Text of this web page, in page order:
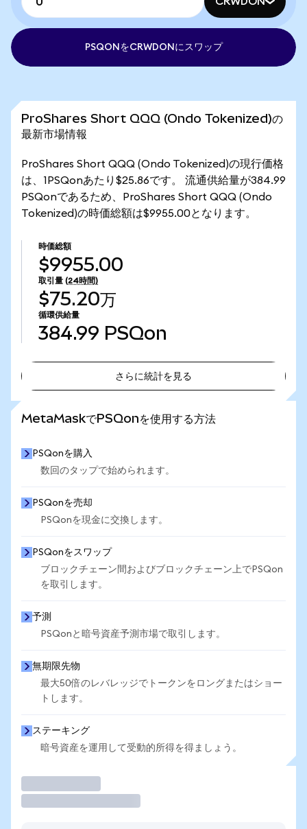
PSQONをCRWDONにスワップ
ProShares Short QQQ (Ondo Tokenized)の
最新市場情報
ProShares Short QQQ (Ondo Tokenized)の現行価格
は、1PSQonあたり$25.86です。 流通供給量が384.99
PSQonであるため、ProShares Short QQQ (Ondo
Tokenized)の時価総額は$9955.00となります。
時価総額
$9955.00
取引量 (24時間)
$75.20万
循環供給量
384.99 PSQon
さらに統計を見る
MetaMaskでPSQonを使用する方法
PSQonを購入
数回のタップで始められます。
PSQonを売却
PSQonを現金に交換します。
PSQonをスワップ
ブロックチェーン間およびブロックチェーン上でPSQon
を取引します。
予測
PSQonと暗号資産予測市場で取引します。
無期限先物
最大50倍のレバレッジでトークンをロングまたはショー
トします。
ステーキング
暗号資産を運用して受動的所得を得ましょう。